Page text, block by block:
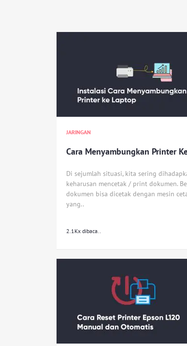
JARINGAN
Cara Menyambungkan Printer
Di sejumlah situasi, kita sering
keharusan mencetak / print dokumen.
dokumen bisa dicetak dengan mesin
yang..
2.1Kx dibaca..